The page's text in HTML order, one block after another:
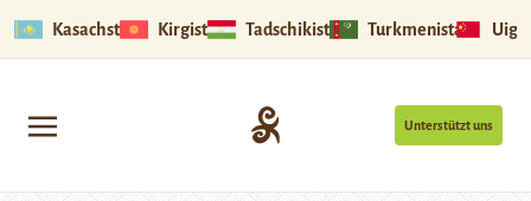
Kasachstan Kirgistan Tadschikistan Turkmenistan
Unterstützt uns